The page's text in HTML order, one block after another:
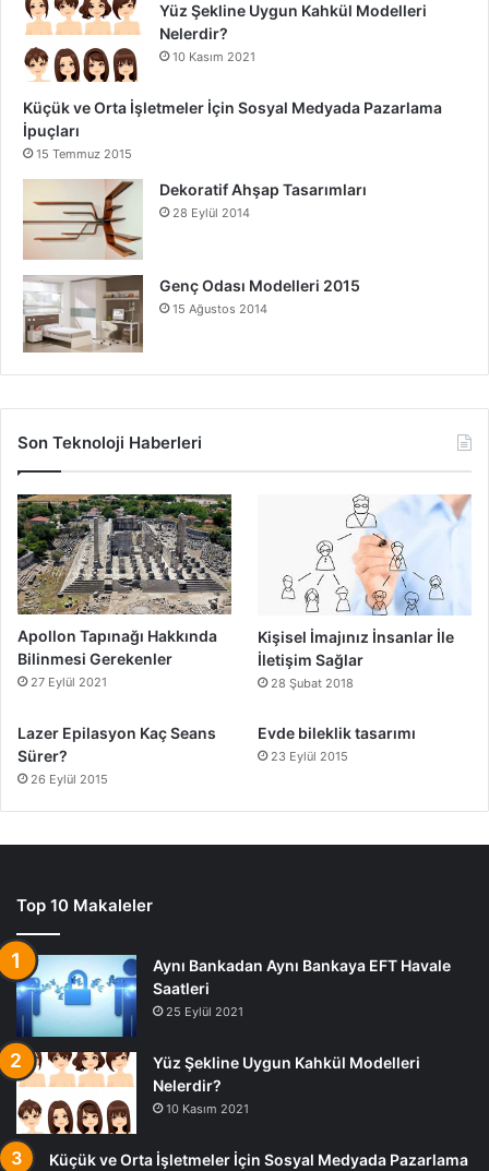
Yüz Şekline Uygun Kahkül Modelleri
Nelerdir?
10 Kasım 2021
Küçük ve Orta İşletmeler İçin Sosyal Medyada Pazarlama
İpuçları
15 Temmuz 2015
Dekoratif Ahşap Tasarımları
28 Eylül 2014
Genç Odası Modelleri 2015
15 Ağustos 2014
Son Teknoloji Haberleri
Apollon Tapınağı Hakkında
Bilinmesi Gerekenler
27 Eylül 2021
Kişisel İmajınız İnsanlar İle
İletişim Sağlar
28 Şubat 2018
Lazer Epilasyon Kaç Seans
Sürer?
26 Eylül 2015
Evde bileklik tasarımı
23 Eylül 2015
Top 10 Makaleler
Aynı Bankadan Aynı Bankaya EFT Havale
Saatleri
25 Eylül 2021
Yüz Şekline Uygun Kahkül Modelleri
Nelerdir?
10 Kasım 2021
Küçük ve Orta İşletmeler İçin Sosyal Medyada Pazarlama